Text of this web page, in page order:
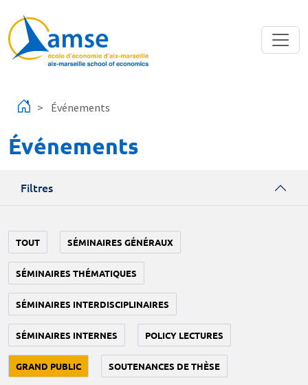
Événements
Événements
Filtres
TOUT SÉMINAIRES GÉNÉRAUX
SÉMINAIRES THÉMATIQUES
SÉMINAIRES INTERDISCIPLINAIRES
SÉMINAIRES INTERNES POLICY LECTURES
GRAND PUBLIC SOUTENANCES DE THÈSE